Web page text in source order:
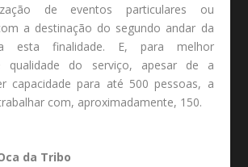
de eventos particulares ou
a destinação do segundo andar da
esta finalidade. E, para melhor
qualidade do serviço, apesar de a
capacidade para até 500 pessoas, a
com, aproximadamente, 150.
da Tribo